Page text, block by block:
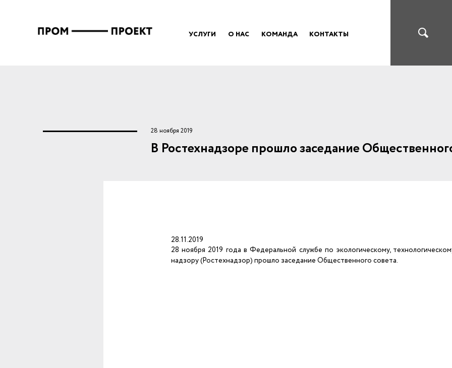
УСЛУГИ О НАС КОМАНДА КОНТАКТЫ
28 ноября 2019
В Ростехнадзоре прошло заседание
28.11.2019
28 ноября 2019 года в Федеральной службе по экологическому,
надзору (Ростехнадзор) прошло заседание Общественного совета.